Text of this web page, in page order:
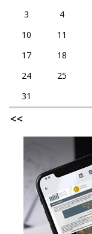
3
4
10
11
17
18
24
25
31